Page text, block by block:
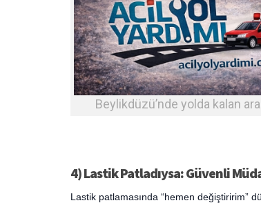
Beylikdüzü’nde yolda kalan
4) Lastik Patladıysa: Güvenli
Lastik patlamasında “hemen değiştiririm”